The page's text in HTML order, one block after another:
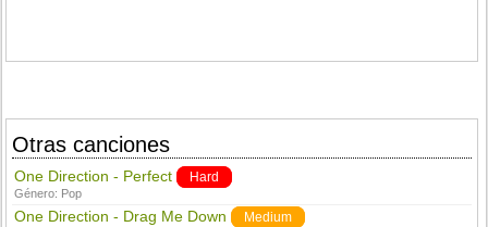
Otras canciones
One Direction - Perfect Hard
Género: Pop
One Direction - Drag Me Down Medium